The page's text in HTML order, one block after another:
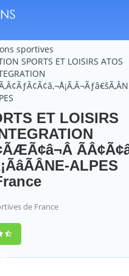
sportives
SPORTS ET LOISIRS ATOS
ET LOISIRS
ALPES
de France